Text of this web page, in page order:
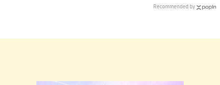
理由Recommended by